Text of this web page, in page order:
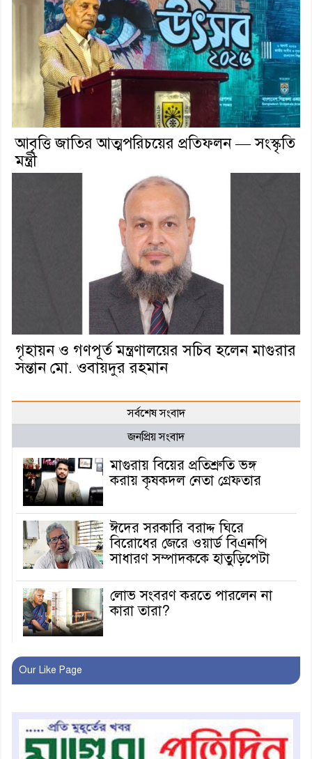
আবৃত্তি জাতির আত্মপরিচয়ের প্রতিফলন — সংস্কৃতি
মন্ত্রী
গৃহায়ন ও গণপূর্ত মন্ত্রণালয়ের সচিব হলেন মাগুরার
সন্তান মো. ওবায়দুর রহমান
সর্বশেষ সংবাদ
জনপ্রিয় সংবাদ
মাগুরায় বিয়ের প্রতিশ্রুতি ভঙ্গ
করায় কৃষকদল নেতা গ্রেফতার
ঈদের সরকারি বরাদ্দ ঘিরে
বিরোধের জেরে ওয়ার্ড বিএনপি
সাধারণ সম্পাদককে হাতুড়িপেটা
লোভ সংবরণ করতে পারলেন না
কারা তারা?
অনূর্ধ্ব-১৭ জাতীয় চ্যাম্পিয়ন মাগুরা
রোববার থেকে ভারতীয় ট্যুরিস্ট
ভিসা চালু
Our Like Page